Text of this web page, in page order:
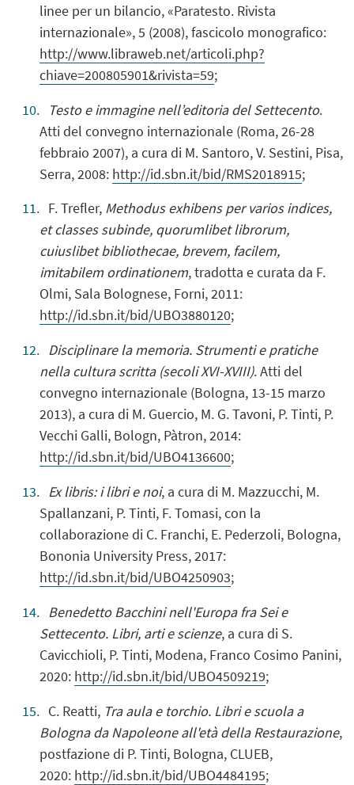
linee per un bilancio, «Paratesto. Rivista
internazionale», 5 (2008), fascicolo monografico:
http://www.libraweb.net/articoli.php?
chiave=200805901&rivista=59;
Testo e immagine nell’editoria del Settecento.
Atti del convegno internazionale (Roma, 26-28
febbraio 2007), a cura di M. Santoro, V. Sestini, Pisa,
Serra, 2008: http://id.sbn.it/bid/RMS2018915;
F. Trefler, Methodus exhibens per varios indices,
et classes subinde, quorumlibet librorum,
cuiuslibet bibliothecae, brevem, facilem,
imitabilem ordinationem, tradotta e curata da F.
Olmi, Sala Bolognese, Forni, 2011:
http://id.sbn.it/bid/UBO3880120;
Disciplinare la memoria. Strumenti e pratiche
nella cultura scritta (secoli XVI-XVIII). Atti del
convegno internazionale (Bologna, 13-15 marzo
2013), a cura di M. Guercio, M. G. Tavoni, P. Tinti, P.
Vecchi Galli, Bologn, Pàtron, 2014:
http://id.sbn.it/bid/UBO4136600;
Ex libris: i libri e noi, a cura di M. Mazzucchi, M.
Spallanzani, P. Tinti, F. Tomasi, con la
collaborazione di C. Franchi, E. Pederzoli, Bologna,
Bononia University Press, 2017:
http://id.sbn.it/bid/UBO4250903;
Benedetto Bacchini nell'Europa fra Sei e
Settecento. Libri, arti e scienze, a cura di S.
Cavicchioli, P. Tinti, Modena, Franco Cosimo Panini,
2020: http://id.sbn.it/bid/UBO4509219;
C. Reatti, Tra aula e torchio. Libri e scuola a
Bologna da Napoleone all'età della Restaurazione,
postfazione di P. Tinti, Bologna, CLUEB,
2020: http://id.sbn.it/bid/UBO4484195;